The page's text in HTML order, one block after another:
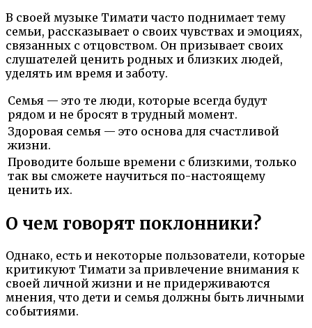
В своей музыке Тимати часто поднимает тему
семьи, рассказывает о своих чувствах и эмоциях,
связанных с отцовством. Он призывает своих
слушателей ценить родных и близких людей,
уделять им время и заботу.
Семья — это те люди, которые всегда будут
рядом и не бросят в трудный момент.
Здоровая семья — это основа для счастливой
жизни.
Проводите больше времени с близкими, только
так вы сможете научиться по-настоящему
ценить их.
О чем говорят поклонники?
Однако, есть и некоторые пользователи, которые
критикуют Тимати за привлечение внимания к
своей личной жизни и не придерживаются
мнения, что дети и семья должны быть личными
событиями.